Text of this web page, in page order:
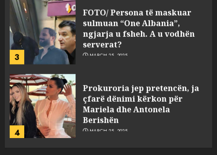
3
FOTO/ Persona të maskuar
sulmuan “One Albania”,
ngjarja u fsheh. A u vodhën
serverat?
MARCH 25, 2025
4
Prokuroria jep pretencën, ja
çfarë dënimi kërkon për
Mariela dhe Antonela
Berishën
MARCH 25, 2025